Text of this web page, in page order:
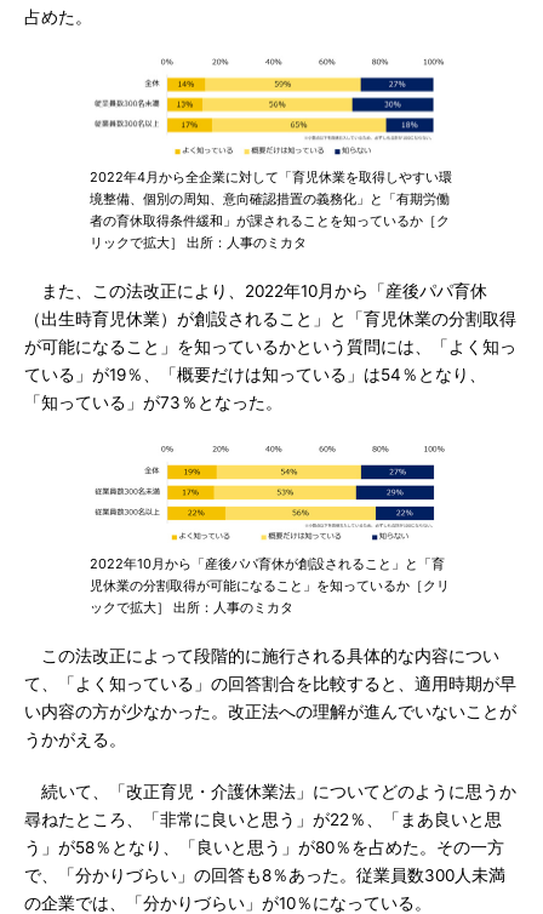
占めた。
2022年4月から全企業に対して「育児休業を取得しやすい環
境整備、個別の周知、意向確認措置の義務化」と「有期労働
者の育休取得条件緩和」が課されることを知っているか［ク
リックで拡大］ 出所：人事のミカタ
また、この法改正により、2022年10月から「産後パパ育休
（出生時育児休業）が創設されること」と「育児休業の分割取得
が可能になること」を知っているかという質問には、「よく知っ
ている」が19％、「概要だけは知っている」は54％となり、
「知っている」が73％となった。
2022年10月から「産後パパ育休が創設されること」と「育
児休業の分割取得が可能になること」を知っているか［クリ
ックで拡大］ 出所：人事のミカタ
この法改正によって段階的に施行される具体的な内容につい
て、「よく知っている」の回答割合を比較すると、適用時期が早
い内容の方が少なかった。改正法への理解が進んでいないことが
うかがえる。
続いて、「改正育児・介護休業法」についてどのように思うか
尋ねたところ、「非常に良いと思う」が22％、「まあ良いと思
う」が58％となり、「良いと思う」が80％を占めた。その一方
で、「分かりづらい」の回答も8％あった。従業員数300人未満
の企業では、「分かりづらい」が10％になっている。